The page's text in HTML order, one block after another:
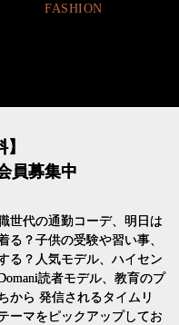
FASHION
員募集中
世代の通勤コーデ、明日は
る？子供の受験や習い事、
る？人気モデル、ハイセン
読者モデル、教育のプ
から 発信されるタイムリ
ーマをピックアップしてお